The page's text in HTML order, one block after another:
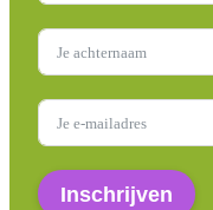
Inschrijven